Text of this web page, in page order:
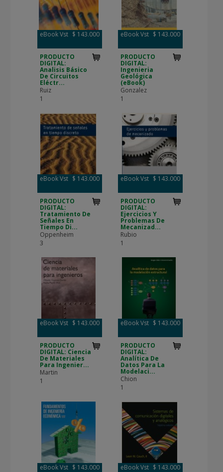
eBook Vst $ 143.000
PRODUCTO
DIGITAL:
Analisis Básico
De Circuitos
Eléctr...
Ruiz
1
eBook Vst $ 143.000
PRODUCTO
DIGITAL:
Ingenieria
Geológica
(eBook)
Gonzalez
1
eBook Vst $ 143.000
PRODUCTO
DIGITAL:
Tratamiento De
Señales En
Tiempo Di...
Oppenheim
3
eBook Vst $ 143.000
PRODUCTO
DIGITAL:
Ejercicios Y
Problemas De
Mecanizad...
Rubio
1
eBook Vst $ 143.000
PRODUCTO
DIGITAL: Ciencia
De Materiales
Para Ingenier...
Martin
1
eBook Vst $ 143.000
PRODUCTO
DIGITAL:
Analítica De
Datos Para La
Modelaci...
Chion
1
eBook Vst $ 143.000 eBook Vst $ 143.000